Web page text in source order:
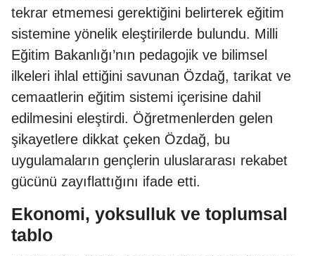
tekrar etmemesi gerektiğini belirterek eğitim
sistemine yönelik eleştirilerde bulundu. Milli
Eğitim Bakanlığı’nın pedagojik ve bilimsel
ilkeleri ihlal ettiğini savunan Özdağ, tarikat ve
cemaatlerin eğitim sistemi içerisine dahil
edilmesini eleştirdi. Öğretmenlerden gelen
şikayetlere dikkat çeken Özdağ, bu
uygulamaların gençlerin uluslararası rekabet
gücünü zayıflattığını ifade etti.
Ekonomi, yoksulluk ve toplumsal
tablo